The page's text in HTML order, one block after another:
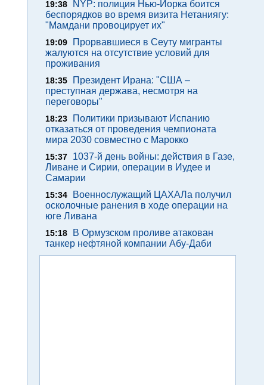
19:38
NYP: полиция Нью-Йорка боится
беспорядков во время визита Нетаниягу:
"Мамдани провоцирует их"
19:09
Прорвавшиеся в Сеуту мигранты
жалуются на отсутствие условий для
проживания
18:35
Президент Ирана: "США –
преступная держава, несмотря на
переговоры"
18:23
Политики призывают Испанию
отказаться от проведения чемпионата
мира 2030 совместно с Марокко
15:37
1037-й день войны: действия в Газе,
Ливане и Сирии, операции в Иудее и
Самарии
15:34
Военнослужащий ЦАХАЛа получил
осколочные ранения в ходе операции на
юге Ливана
15:18
В Ормузском проливе атакован
танкер нефтяной компании Абу-Даби